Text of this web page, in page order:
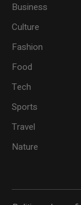
Business
Culture
Fashion
Food
Tech
Sports
Travel
Nature